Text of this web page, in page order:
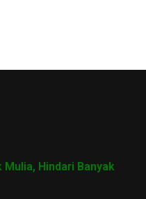
Hindari Banyak